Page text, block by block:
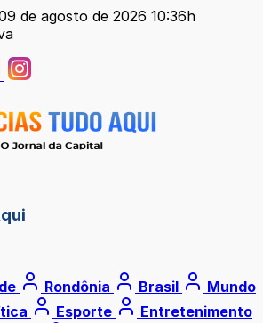
de agosto de 2026 10:36h
Rondônia Brasil
Mundo
Esporte
Entretenimento